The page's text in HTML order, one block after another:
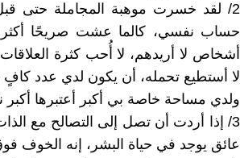
2/ لقد خسرت موهبة المجاملة حتى
حساب نفسي، كالما عشت صريحًا
أشخاص لا أريدهم، ‏لا أُحب كثرة
لا أستطيع تحمله، ‏أن يكون لدي عدد
‏ولدي مساحة خاصة بي أكبر ‏أعتبرها أكبر
3/ ‏إذا أردت أن تصل إلى التصالح مع
عائق يوجد في حياة البشر، إنه الخوف